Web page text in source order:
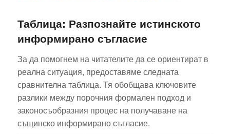
Таблица: Разпознайте истинското
информирано съгласие
За да помогнем на читателите да се ориентират в
реална ситуация, предоставяме следната
сравнителна таблица. Тя обобщава ключовите
разлики между порочния формален подход и
законосъобразния процес на получаване на
същинско информирано съгласие.